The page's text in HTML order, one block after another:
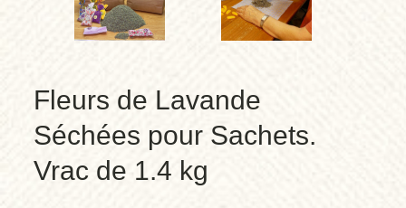
Fleurs de Lavande
Séchées pour Sachets.
Vrac de 1.4 kg